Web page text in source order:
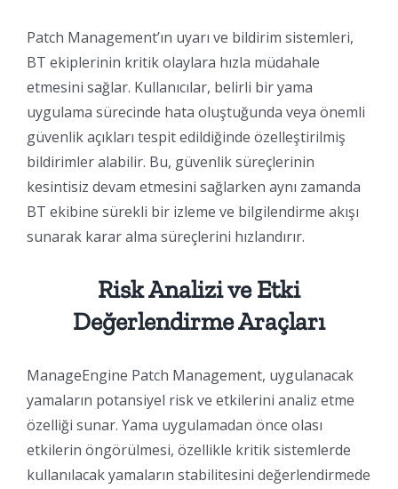
Patch Management’ın uyarı ve bildirim sistemleri,
BT ekiplerinin kritik olaylara hızla müdahale
etmesini sağlar. Kullanıcılar, belirli bir yama
uygulama sürecinde hata oluştuğunda veya önemli
güvenlik açıkları tespit edildiğinde özelleştirilmiş
bildirimler alabilir. Bu, güvenlik süreçlerinin
kesintisiz devam etmesini sağlarken aynı zamanda
BT ekibine sürekli bir izleme ve bilgilendirme akışı
sunarak karar alma süreçlerini hızlandırır.
Risk Analizi ve Etki
Değerlendirme Araçları
ManageEngine Patch Management, uygulanacak
yamaların potansiyel risk ve etkilerini analiz etme
özelliği sunar. Yama uygulamadan önce olası
etkilerin öngörülmesi, özellikle kritik sistemlerde
kullanılacak yamaların stabilitesini değerlendirmede